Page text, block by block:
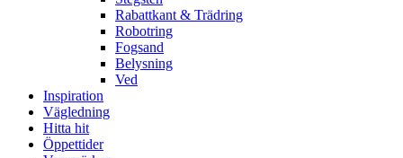
Rabattkant & Trädring
Robotring
Fogsand
Belysning
Ved
Inspiration
Vägledning
Hitta hit
Öppettider